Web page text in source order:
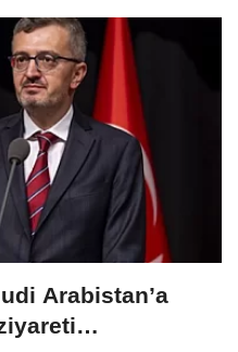
Arabistan’a